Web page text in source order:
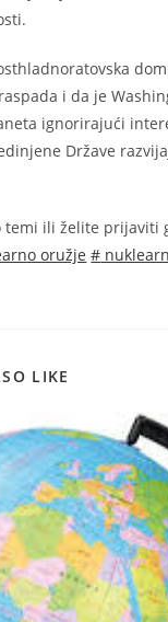
i da je
ignorirajući
Države
temi ili želite prijaviti
oružje #
LIKE